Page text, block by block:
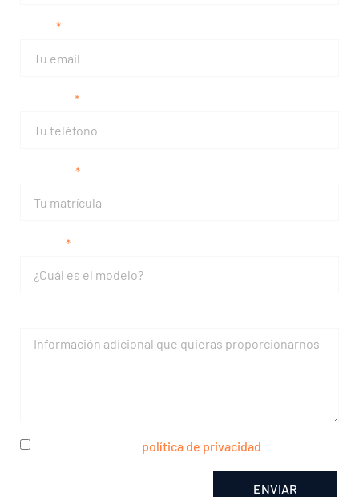
política de privacidad
ENVIAR